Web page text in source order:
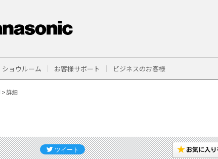
ショウルーム お客様サポート ビジネスのお客様
> 詳細